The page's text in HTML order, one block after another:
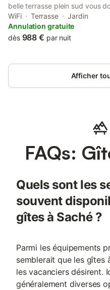
belle terrasse plein sud vous
bateau. Vue rivière des
pour 6 personnes, hamacs,
emplacement vous permet de
WiFi Terrasse
Jardin
Annulation gratuite
dès 988 € par nuit
Afficher
FAQs:
Quels sont les
souvent
gîtes à Saché ?
Parmi les équipements
semblerait que les gîtes
les vacanciers désirent.
généralement diverses